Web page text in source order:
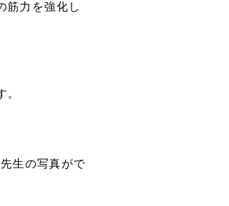
筋力を強化し
生の写真がで